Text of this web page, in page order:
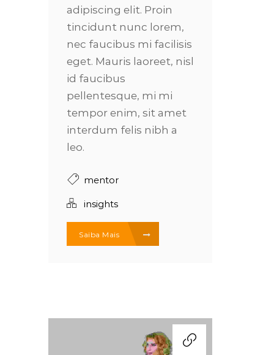
adipiscing elit. Proin
tincidunt nunc lorem,
nec faucibus mi facilisis
eget. Mauris laoreet, nisl
id faucibus
pellentesque, mi mi
tempor enim, sit amet
interdum felis nibh a
leo.
mentor
insights
Saiba Mais